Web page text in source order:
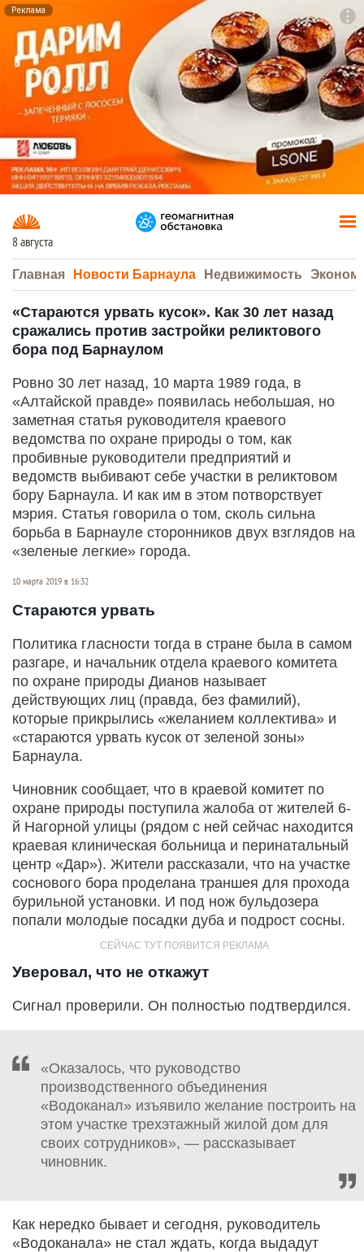
Реклама
8 августа
Главная Новости Барнаула Недвижимость
«Стараются урвать кусок». Как 30 лет назад
сражались против застройки реликтового
бора под Барнаулом
Ровно 30 лет назад, 10 марта 1989 года, в
«Алтайской правде» появилась небольшая, но
заметная статья руководителя краевого
ведомства по охране природы о том, как
пробивные руководители предприятий и
ведомств выбивают себе участки в реликтовом
бору Барнаула. И как им в этом потворствует
мэрия. Статья говорила о том, сколь сильна
борьба в Барнауле сторонников двух взглядов на
«зеленые легкие» города.
10 марта 2019 в 16:32
Стараются урвать
Политика гласности тогда в стране была в самом
разгаре, и начальник отдела краевого комитета
по охране природы Дианов называет
действующих лиц (правда, без фамилий),
которые прикрылись «желанием коллектива» и
«стараются урвать кусок от зеленой зоны»
Барнаула.
Чиновник сообщает, что в краевой комитет по
охране природы поступила жалоба от жителей 6-
й Нагорной улицы (рядом с ней сейчас находится
краевая клиническая больница и перинатальный
центр «Дар»). Жители рассказали, что на участке
соснового бора проделана траншея для прохода
бурильной установки. И под нож бульдозера
попали молодые посадки дуба и подрост сосны.
Уверовал, что не откажут
Сигнал проверили. Он полностью подтвердился.
«Оказалось, что руководство
производственного объединения
«Водоканал» изъявило желание построить на
этом участке трехэтажный жилой дом для
своих сотрудников», — рассказывает
чиновник.
Как нередко бывает и сегодня, руководитель
«Водоканала» не стал ждать, когда выдадут